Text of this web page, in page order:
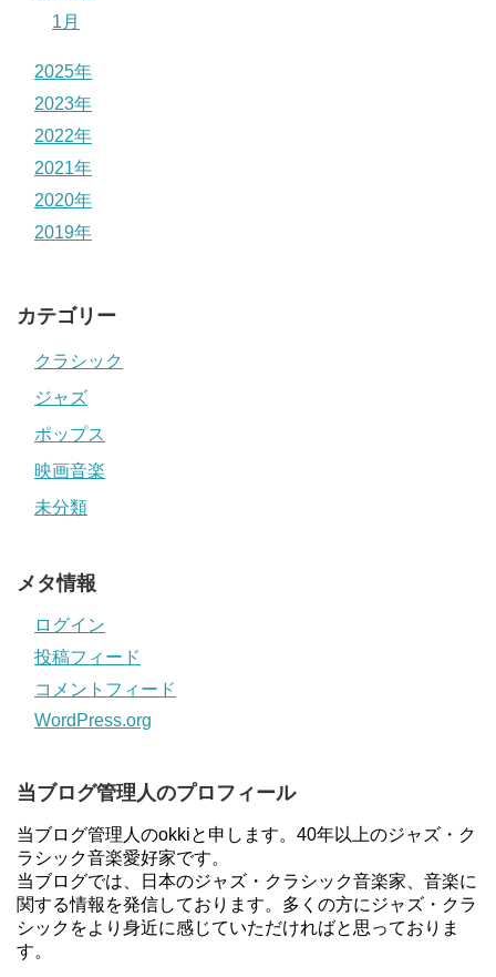
1月
2025年
2023年
2022年
2021年
2020年
2019年
カテゴリー
クラシック
ジャズ
ポップス
映画音楽
未分類
メタ情報
ログイン
投稿フィード
コメントフィード
WordPress.org
当ブログ管理人のプロフィール
当ブログ管理人のokkiと申します。40年以上のジャズ・ク
ラシック音楽愛好家です。
当ブログでは、日本のジャズ・クラシック音楽家、音楽に
関する情報を発信しております。多くの方にジャズ・クラ
シックをより身近に感じていただければと思っておりま
す。